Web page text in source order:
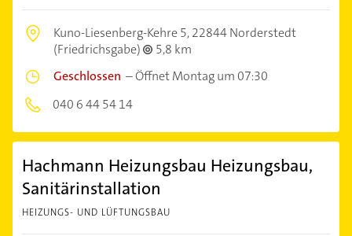
Kuno-Liesenberg-Kehre 5,22844 Norderstedt
(Friedrichsgabe)
5,8 km
Geschlossen –Öffnet Montag um 07:30
040 6 44 54 14
Hachmann Heizungsbau Heizungsbau,
Sanitärinstallation
HEIZUNGS- UND LÜFTUNGSBAU